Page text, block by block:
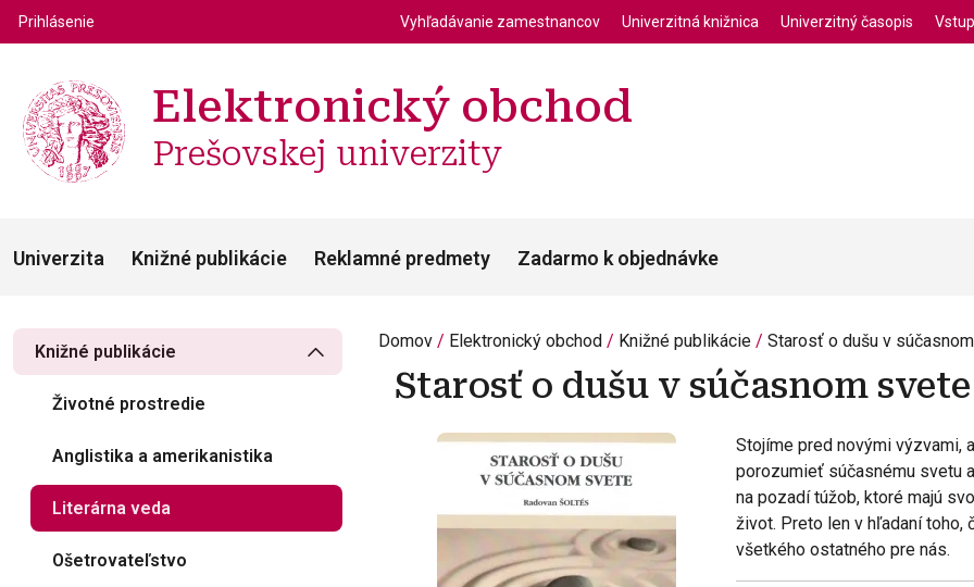
Skočiť na hlavný obsah
Používateľské menu
Prihlásenie Top menu
Vyhľadávanie zamestnancov Univerzitná knižnica Univerzitný časopis
Elektronický obchod
Prešovskej univerzity
Univerzita Knižné publikácie Reklamné predmety Zadarmo k objednávke
Domov Elektronický obchod Knižné publikácie Starosť o dušu v
Starosť o dušu v súčasnom svete
Stojíme pred novými výzvami,
porozumieť súčasnému svetu
na pozadí túžob, ktoré majú
život. Preto len v hľadaní
všetkého ostatného pre nás.
Knižné publikácie
Životné prostredie
Anglistika a amerikanistika
Literárna veda
Ošetrovateľstvo